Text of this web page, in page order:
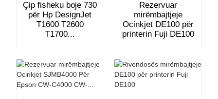
Çip fisheku boje 730
për Hp DesignJet
T1600 T2600
T1700...
Rezervuar
mirëmbajtjeje
Ocinkjet DE100 për
printerin Fuji DE100